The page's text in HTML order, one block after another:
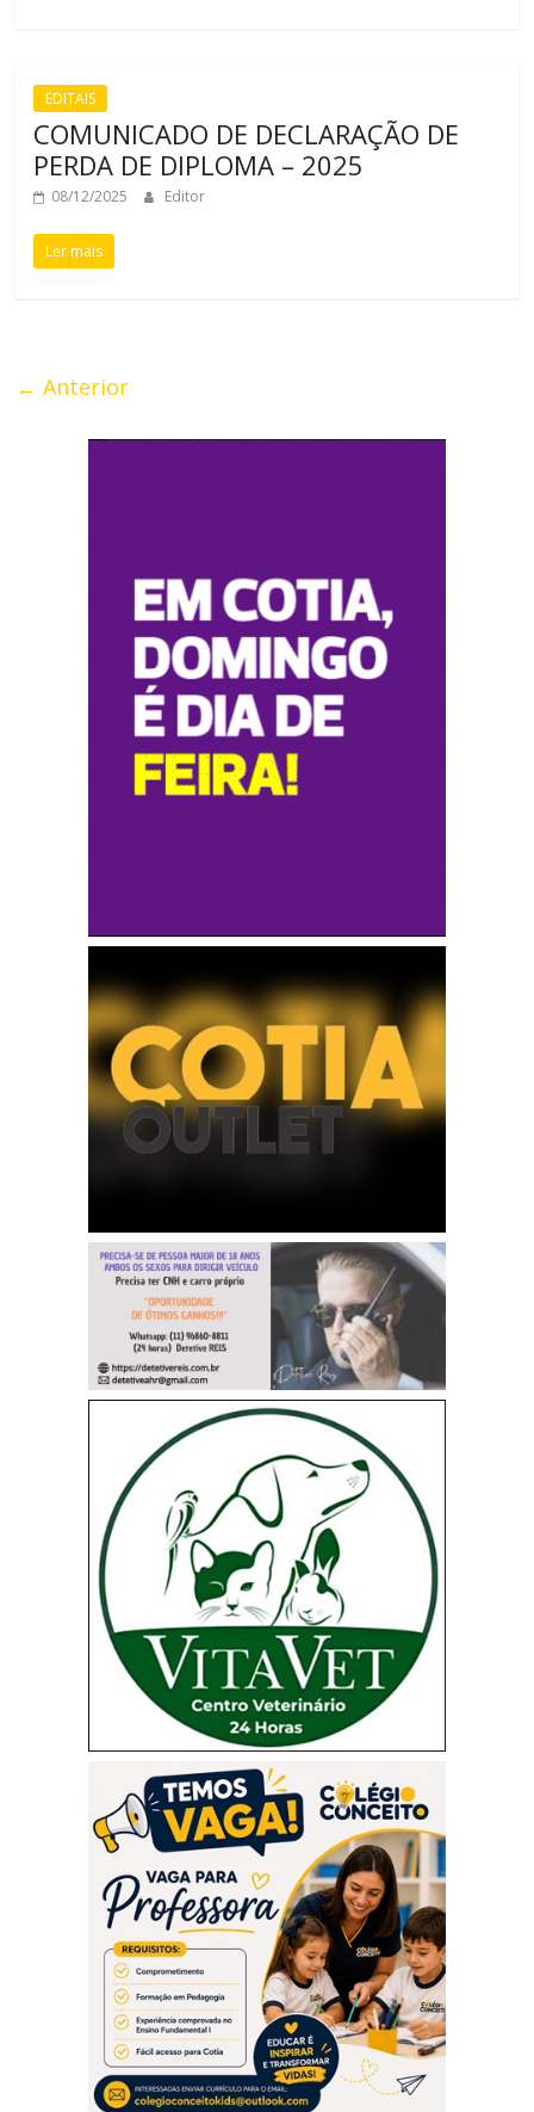
EDITAIS
COMUNICADO DE DECLARAÇÃO DE
PERDA DE DIPLOMA – 2025
08/12/2025 Editor
Ler mais
← Anterior